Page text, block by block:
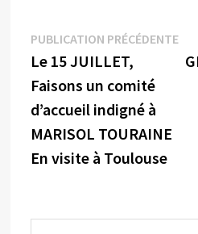
Navigation
de
l’article
PUBLICATION PRÉCÉDENTE
Le 15 JUILLET,
Faisons un comité
d’accueil indigné à
MARISOL TOURAINE
En visite à Toulouse